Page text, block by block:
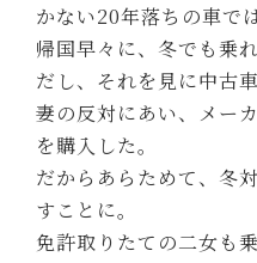
かない20年落ちの車で
帰国早々に、冬でも乗
だし、それを見に中古
妻の反対にあい、メー
を購入した。
だからあらためて、冬
すことに。
免許取りたての二女も